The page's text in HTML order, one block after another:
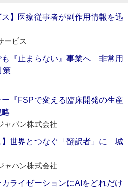
ス】医療従事者が副作用情報を迅
ービス
も『止まらない』事業へ 非常用
策
ー『FSPで変える臨床開発の生産
ャパン株式会社
】世界とつなぐ「翻訳者」に 城
ャパン株式会社
ライゼーションにAIをどれだけ